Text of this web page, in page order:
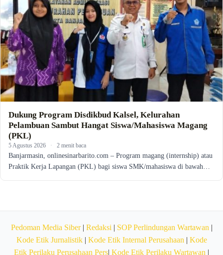
Dukung Program Disdikbud Kalsel, Kelurahan
Pelambuan Sambut Hangat Siswa/Mahasiswa Magang
(PKL)
5 Agustus 2026 · 2 menit baca
Banjarmasin, onlinesinarbarito.com – Program magang (internship) atau
Praktik Kerja Lapangan (PKL) bagi siswa SMK/mahasiswa di bawah…
Pedoman Media Siber| Redaksi | SOP Perlindungan Wartawan |
Kode Etik Jurnalistik| Kode Etik Internal Perusahaan | Kode
Etik Perilaku Perusahaan Pers| Kode Etik Perilaku Wartawan |